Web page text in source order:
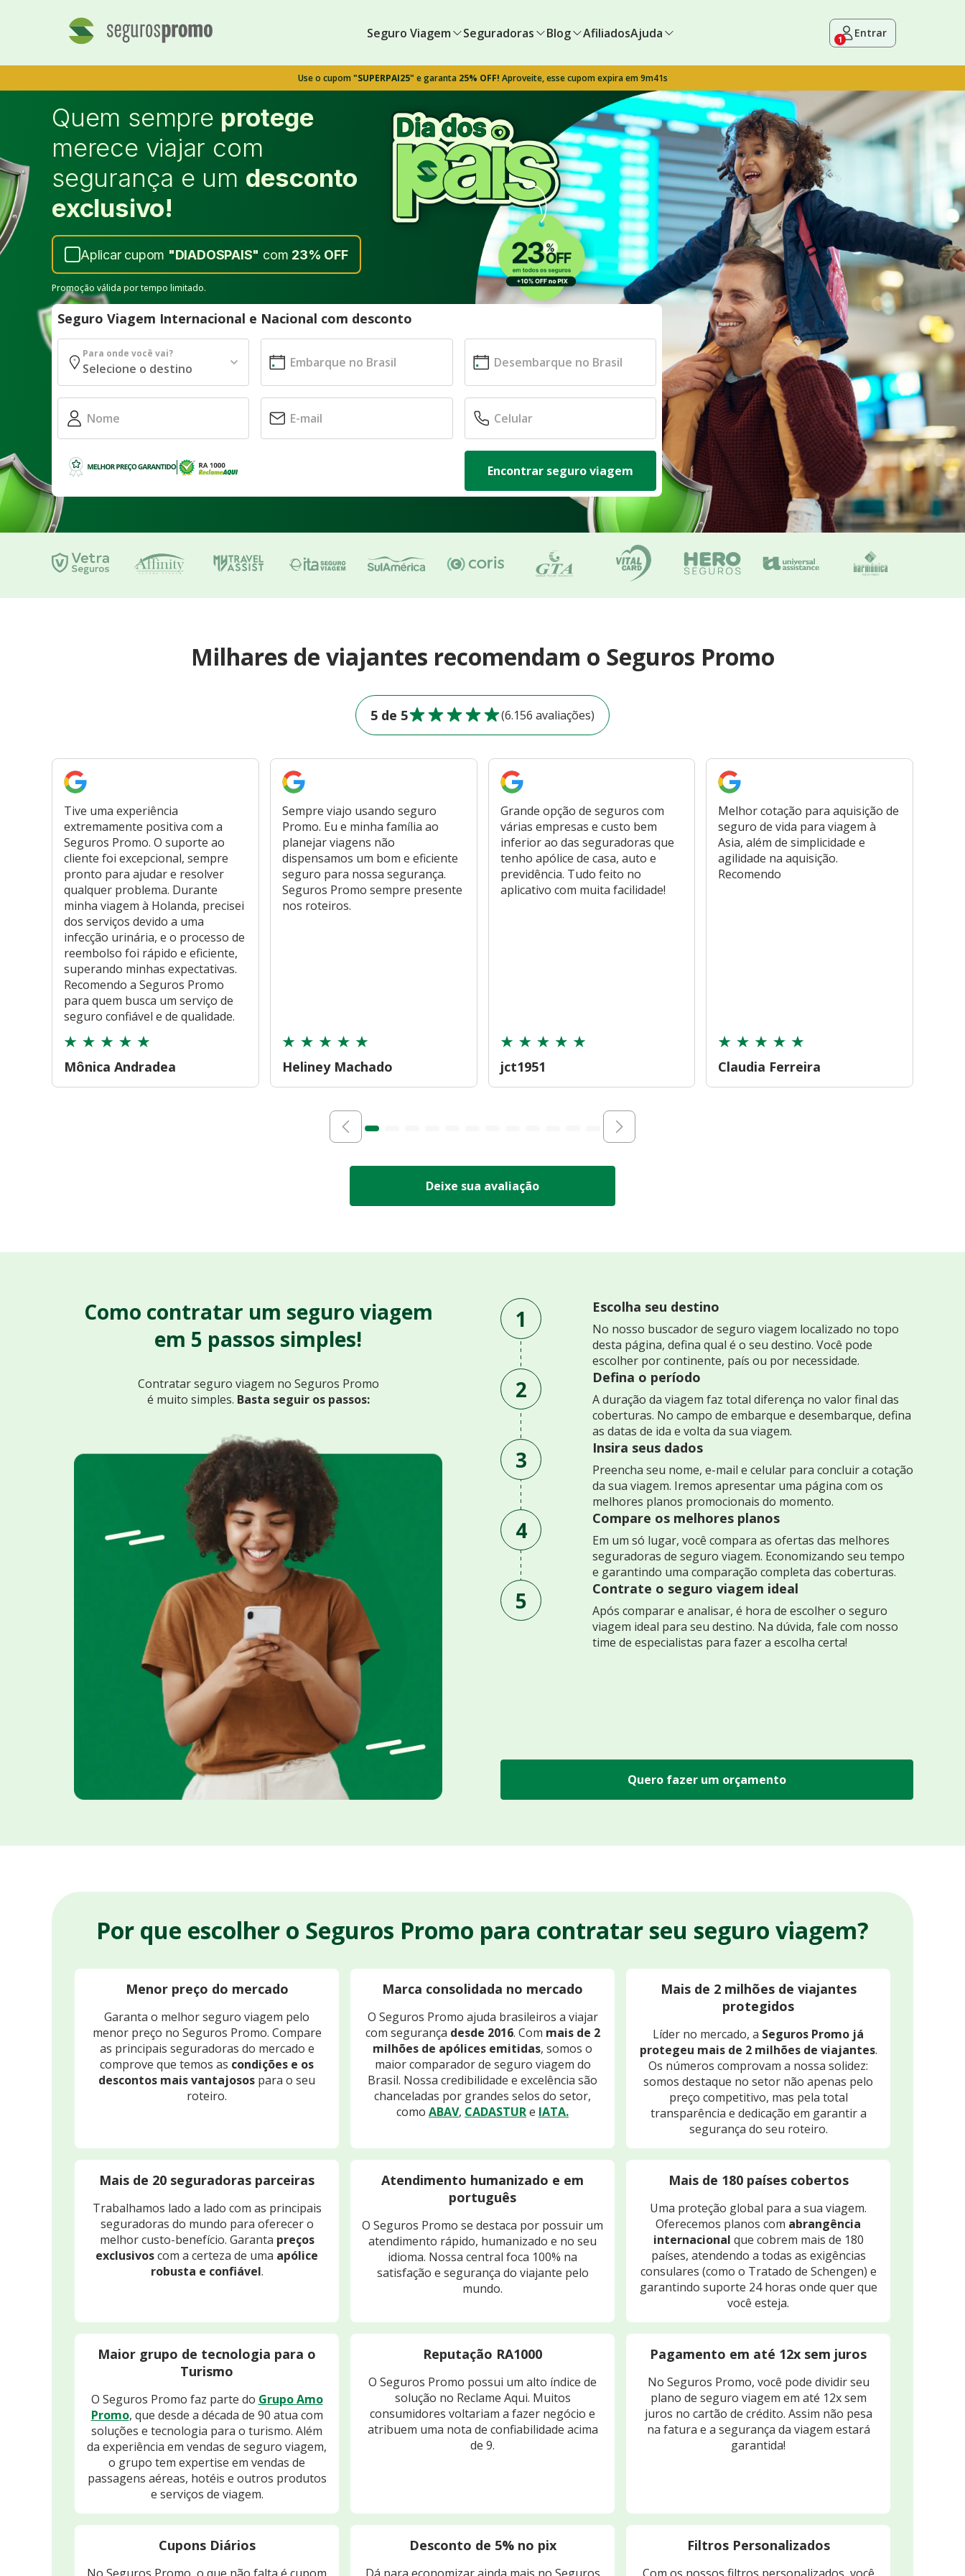
Seguro Viagem Seguradoras Blog AfiliadosAjuda 1 Entrar
Use o cupom"SUPERPAI25" e garanta 25% OFF! Aproveite, esse cupom expira em 9m40s
Quem sempre protege
merece viajar com
segurança e um desconto
exclusivo!
Aplicar cupom "DIADOSPAIS" com 23% OFF
Promoção válida por tempo limitado.
Seguro Viagem Internacional e Nacional com desconto
Para onde você vai?
Encontrar seguro viagem
Milhares de viajantes recomendam o Seguros Promo
5 de 5 (6.156 avaliações)
Tive uma experiência
extremamente positiva com a
Seguros Promo. O suporte ao
cliente foi excepcional, sempre
pronto para ajudar e resolver
qualquer problema. Durante
minha viagem à Holanda, precisei
dos serviços devido a uma
infecção urinária, e o processo de
reembolso foi rápido e eficiente,
superando minhas expectativas.
Recomendo a Seguros Promo
para quem busca um serviço de
seguro confiável e de qualidade.
Mônica Andradea
Sempre viajo usando seguro
Promo. Eu e minha família ao
planejar viagens não
dispensamos um bom e eficiente
seguro para nossa segurança.
Seguros Promo sempre presente
nos roteiros.
Heliney Machado
Grande opção de seguros com
várias empresas e custo bem
inferior ao das seguradoras que
tenho apólice de casa, auto e
previdência. Tudo feito no
aplicativo com muita facilidade!
jct1951
Melhor cotação para aquisição de
seguro de vida para viagem à
Asia, além de simplicidade e
agilidade na aquisição.
Recomendo
Claudia Ferreira
Deixe sua avaliação
Como contratar um seguro viagem
em 5 passos simples!
Contratar seguro viagem no Seguros Promo
é muito simples. Basta seguir os passos:
1 Escolha seu destino
No nosso buscador de seguro viagem localizado no topo
desta página, defina qual é o seu destino. Você pode
escolher por continente, país ou por necessidade.
2 Defina o período
A duração da viagem faz total diferença no valor final das
coberturas. No campo de embarque e desembarque, defina
as datas de ida e volta da sua viagem.
3 Insira seus dados
Preencha seu nome, e-mail e celular para concluir a cotação
da sua viagem. Iremos apresentar uma página com os
melhores planos promocionais do momento.
4 Compare os melhores planos
Em um só lugar, você compara as ofertas das melhores
seguradoras de seguro viagem. Economizando seu tempo
e garantindo uma comparação completa das coberturas.
5 Contrate o seguro viagem ideal
Após comparar e analisar, é hora de escolher o seguro
viagem ideal para seu destino. Na dúvida, fale com nosso
time de especialistas para fazer a escolha certa!
Quero fazer um orçamento
Por que escolher o Seguros Promo para contratar seu seguro viagem?
Menor preço do mercado
Garanta o melhor seguro viagem pelo
menor preço no Seguros Promo. Compare
as principais seguradoras do mercado e
comprove que temos as condições e os
descontos mais vantajosos para o seu
roteiro.
Marca consolidada no mercado
O Seguros Promo ajuda brasileiros a viajar
com segurança desde 2016. Com mais de 2
milhões de apólices emitidas, somos o
maior comparador de seguro viagem do
Brasil. Nossa credibilidade e excelência são
chanceladas por grandes selos do setor,
como ABAV, CADASTURe IATA.
Mais de 2 milhões de viajantes
protegidos
Líder no mercado, a Seguros Promo já
protegeu mais de 2 milhões de viajantes.
Os números comprovam a nossa solidez:
somos destaque no setor não apenas pelo
preço competitivo, mas pela total
transparência e dedicação em garantir a
segurança do seu roteiro.
Mais de 20 seguradoras parceiras
Trabalhamos lado a lado com as principais
seguradoras do mundo para oferecer o
melhor custo-benefício. Garanta preços
exclusivoscom a certeza de uma apólice
robusta e confiável.
Atendimento humanizado e em
português
O Seguros Promo se destaca por possuir um
atendimento rápido, humanizado e no seu
idioma. Nossa central foca 100% na
satisfação e segurança do viajante pelo
mundo.
Mais de 180 países cobertos
Uma proteção global para a sua viagem.
Oferecemos planos com abrangência
internacional que cobrem mais de 180
países, atendendo a todas as exigências
consulares (como o Tratado de Schengen) e
garantindo suporte 24 horas onde quer que
você esteja.
Maior grupo de tecnologia para o
Turismo
O Seguros Promo faz parte do Grupo Amo
Promo, que desde a década de 90 atua com
soluções e tecnologia para o turismo. Além
da experiência em vendas de seguro viagem,
o grupo tem expertise em vendas de
passagens aéreas, hotéis e outros produtos
e serviços de viagem.
Reputação RA1000
O Seguros Promo possui um alto índice de
solução no Reclame Aqui. Muitos
consumidores voltariam a fazer negócio e
atribuem uma nota de confiabilidade acima
de 9.
Pagamento em até 12x sem juros
No Seguros Promo, você pode dividir seu
plano de seguro viagem em até 12x sem
juros no cartão de crédito. Assim não pesa
na fatura e a segurança da viagem estará
garantida!
Cupons Diários Desconto de 5% no pix Filtros Personalizados